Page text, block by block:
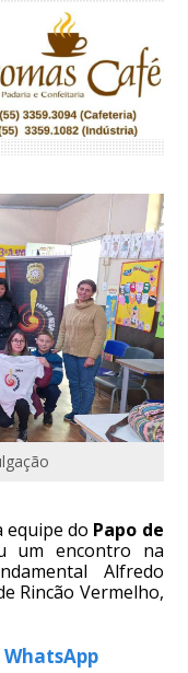
equipe do Papo de
um encontro na
Alfredo
Rincão Vermelho,